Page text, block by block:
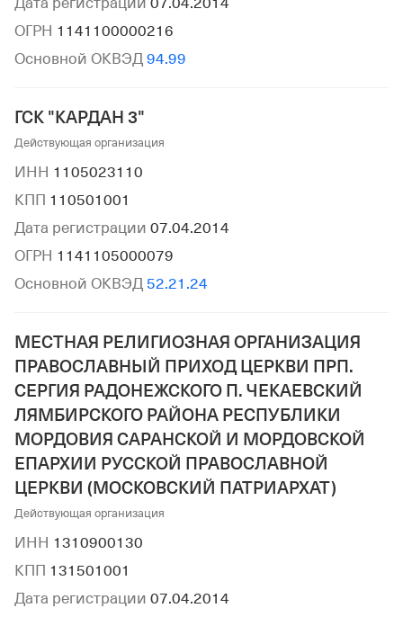
ОГРН 1141100000216
Основной ОКВЭД 94.99
ГСК "КАРДАН 3"
Действующая организация
ИНН 1105023110
КПП 110501001
Дата регистрации 07.04.2014
ОГРН 1141105000079
Основной ОКВЭД 52.21.24
МЕСТНАЯ РЕЛИГИОЗНАЯ ОРГАНИЗАЦИЯ
ПРАВОСЛАВНЫЙ ПРИХОД ЦЕРКВИ ПРП.
СЕРГИЯ РАДОНЕЖСКОГО П. ЧЕКАЕВСКИЙ
ЛЯМБИРСКОГО РАЙОНА РЕСПУБЛИКИ
МОРДОВИЯ САРАНСКОЙ И МОРДОВСКОЙ
ЕПАРХИИ РУССКОЙ ПРАВОСЛАВНОЙ
ЦЕРКВИ (МОСКОВСКИЙ ПАТРИАРХАТ)
Действующая организация
ИНН 1310900130
КПП 131501001
Дата регистрации 07.04.2014